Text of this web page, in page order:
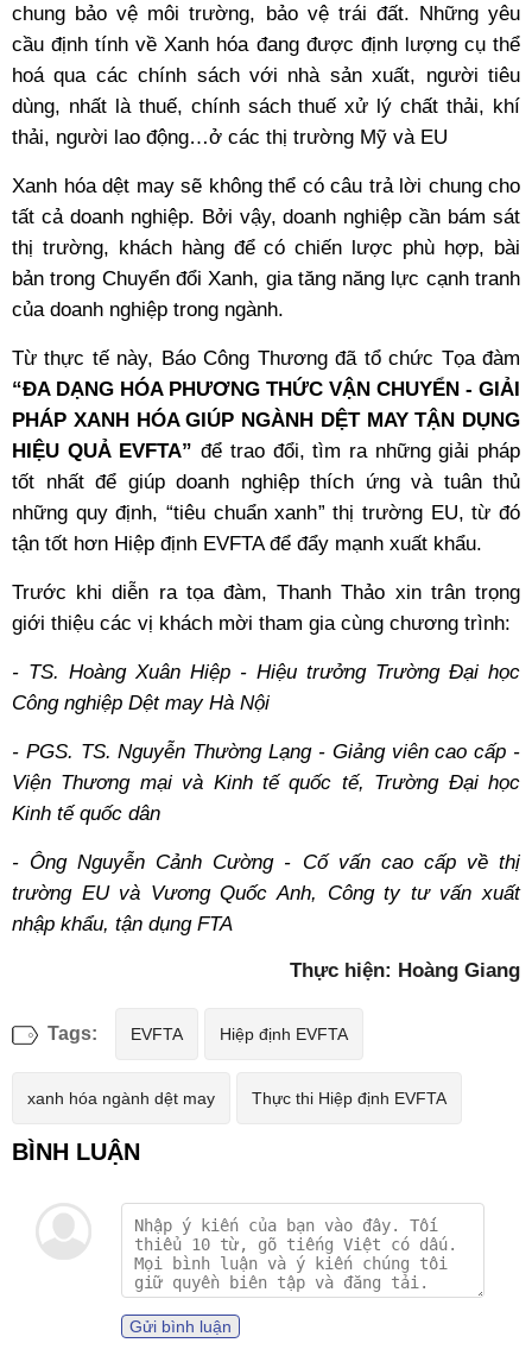
chung bảo vệ môi trường, bảo vệ trái đất. Những yêu
cầu định tính về Xanh hóa đang được định lượng cụ thể
hoá qua các chính sách với nhà sản xuất, người tiêu
dùng, nhất là thuế, chính sách thuế xử lý chất thải, khí
thải, người lao động…ở các thị trường Mỹ và EU
Xanh hóa dệt may sẽ không thể có câu trả lời chung cho
tất cả doanh nghiệp. Bởi vậy, doanh nghiệp cần bám sát
thị trường, khách hàng để có chiến lược phù hợp, bài
bản trong Chuyển đổi Xanh, gia tăng năng lực cạnh tranh
của doanh nghiệp trong ngành.
Từ thực tế này, Báo Công Thương đã tổ chức Tọa đàm
“ĐA DẠNG HÓA PHƯƠNG THỨC VẬN CHUYỂN - GIẢI
PHÁP XANH HÓA GIÚP NGÀNH DỆT MAY TẬN DỤNG
HIỆU QUẢ EVFTA”để trao đổi, tìm ra những giải pháp
tốt nhất để giúp doanh nghiệp thích ứng và tuân thủ
những quy định, “tiêu chuẩn xanh” thị trường EU, từ đó
tận tốt hơn Hiệp định EVFTA để đẩy mạnh xuất khẩu.
Trước khi diễn ra tọa đàm, Thanh Thảo xin trân trọng
giới thiệu các vị khách mời tham gia cùng chương trình:
- TS. Hoàng Xuân Hiệp - Hiệu trưởng Trường Đại học
Công nghiệp Dệt may Hà Nội
- PGS. TS. Nguyễn Thường Lạng - Giảng viên cao cấp -
Viện Thương mại và Kinh tế quốc tế, Trường Đại học
Kinh tế quốc dân
- Ông Nguyễn Cảnh Cường - Cố vấn cao cấp về thị
trường EU và Vương Quốc Anh, Công ty tư vấn xuất
nhập khẩu, tận dụng FTA
Thực hiện: Hoàng Giang
Tags: EVFTA Hiệp định EVFTA
xanh hóa ngành dệt may Thực thi Hiệp định EVFTA
Gửi bình luận